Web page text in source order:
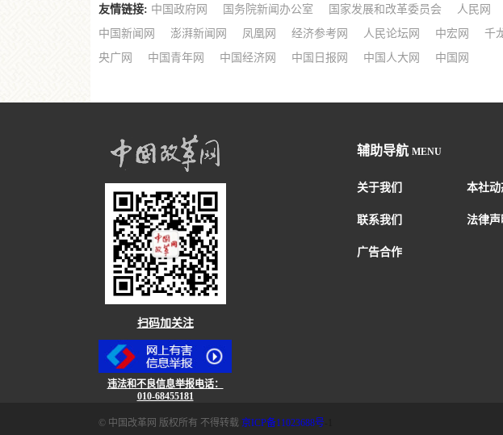
友情链接: 中国政府网 国务院新闻办公室 国家发展和改革委员会 人民网
中国新闻网
澎湃新闻网 凤凰网 经济参考网 人民论坛网 中宏网 千
央广网
中国青年网 中国经济网 中国日报网 中国人大网 中国网
扫码加关注
违法和不良信息举报电话：
010-68455181
辅助导航 MENU
关于我们 本社动
联系我们 法律声
广告合作
© 中国改革网 版权所有 不得转载 京ICP备11023688号